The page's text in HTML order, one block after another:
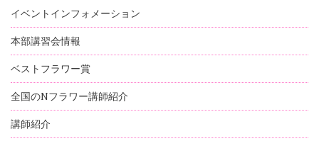
イベントインフォメーション
本部講習会情報
ベストフラワー賞
全国のNフラワー講師紹介
講師紹介